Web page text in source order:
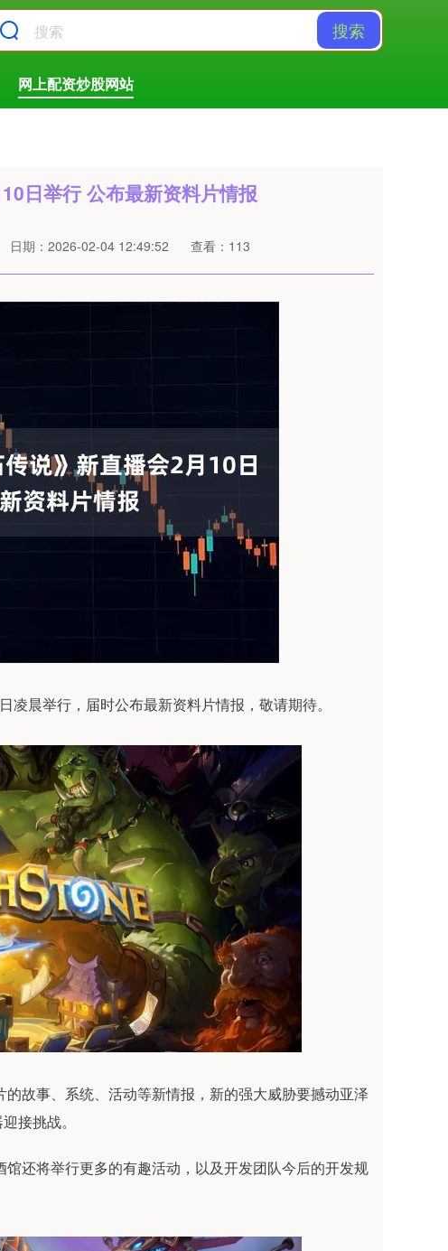
搜索
网上配资炒股网站
日举行 公布最新资料片情报
日期：2026-02-04 12:49:52 查看：113
晨举行，届时公布最新资料片情报，敬请期待。
故事、系统、活动等新情报，新的强大威胁要撼动亚泽
接挑战。
还将举行更多的有趣活动，以及开发团队今后的开发规